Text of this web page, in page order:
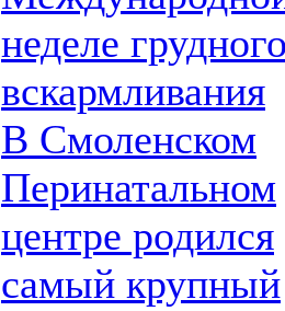
неделе
вскармливания
В Смоленском
Перинатальном
центре родился
самый крупный